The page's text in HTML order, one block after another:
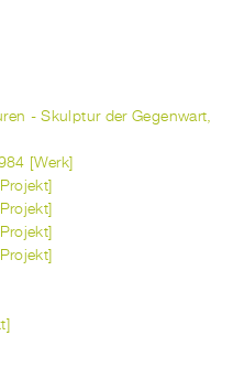
- Skulptur der Gegenwart,
[Werk]